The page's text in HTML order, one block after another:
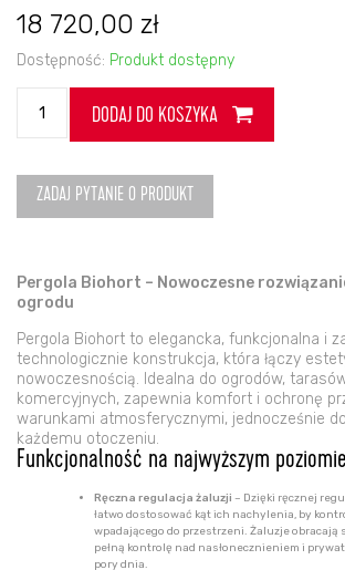
18 720,00 zł
Dostępność: Produkt dostępny
Pergola
Biohort
(3x3)
312
x
255
kwarcowoszary/
kwarcowoszary
metaliczny
DODAJ DO KOSZYKA
ZADAJ PYTANIE O PRODUKT
Pergola Biohort – Nowoczesne
ogrodu
Pergola Biohort to elegancka, funkcjonalna i
technologicznie konstrukcja, która łączy
nowoczesnością. Idealna do ogrodów,
komercyjnych, zapewnia komfort i ochronę
warunkami atmosferycznymi, jednocześnie
każdemu otoczeniu.
Funkcjonalność na najwyższym poziomie
Ręczna regulacja żaluzji – Dzięki ręcznej
łatwo dostosować kąt ich nachylenia, by
wpadającego do przestrzeni. Żaluzje obracają
pełną kontrolę nad nasłonecznieniem i
pory dnia.